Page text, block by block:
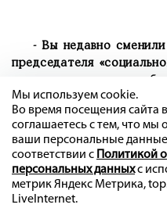
- Вы недавно
председателя
работу председателя
комитета) и
вообще, нужно это
срок?
Мы используем cookie.
Во время посещения сайта
соглашаетесь с тем, что мы
ваши персональные
соответствии с Политикой о
персональных данныхс
метрик Яндекс Метрика,
LiveInternet.